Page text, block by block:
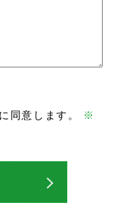
同意します。 ※